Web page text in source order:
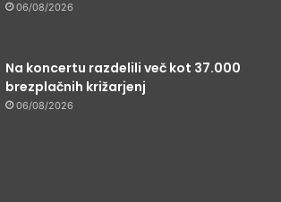
06/08/2026
Na koncertu razdelili več kot 37.000
brezplačnih križarjenj
06/08/2026